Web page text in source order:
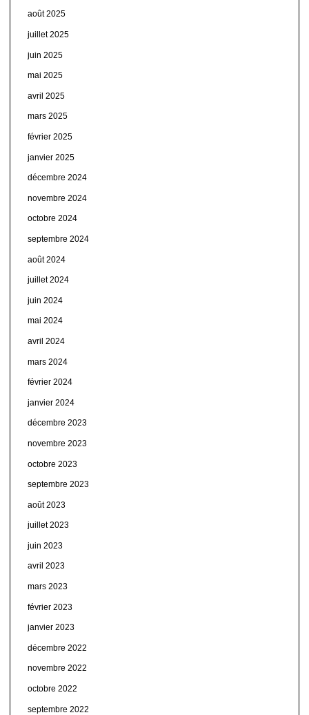
août 2025
juillet 2025
juin 2025
mai 2025
avril 2025
mars 2025
février 2025
janvier 2025
décembre 2024
novembre 2024
octobre 2024
septembre 2024
août 2024
juillet 2024
juin 2024
mai 2024
avril 2024
mars 2024
février 2024
janvier 2024
décembre 2023
novembre 2023
octobre 2023
septembre 2023
août 2023
juillet 2023
juin 2023
avril 2023
mars 2023
février 2023
janvier 2023
décembre 2022
novembre 2022
octobre 2022
septembre 2022